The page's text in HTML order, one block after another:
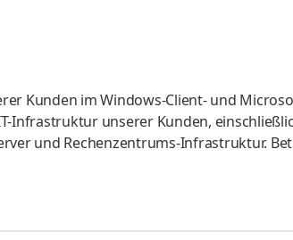
Kunden im Windows-Client- und
Infrastruktur unserer Kunden,
und Rechenzentrums-Infrastruktur.
Sophos, Securepoint und Ubiquiti).